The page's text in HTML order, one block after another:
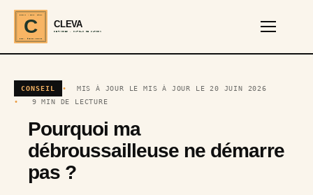
C
CLEVA · EST. 2024
REF · GARDEN TOOLS
CLEVA
SERVICES · OUTILS DE JARDIN
CONSEIL
MIS À JOUR LE MIS À JOUR LE 20 JUIN 2026
9 MIN DE LECTURE
Pourquoi ma
débroussailleuse ne démarre
pas ?